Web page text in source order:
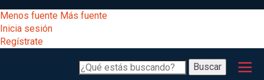
al
contenido
principal
[Educarchile
Menos fuente Más fuente
Inicia sesión
Regístrate
Buscar
Buscar
Menú
Desarrollo